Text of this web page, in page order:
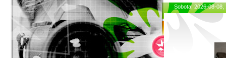
Sobota, 2026-08-